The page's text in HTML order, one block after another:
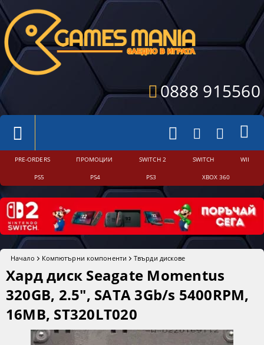
0888 915560
PRE-ORDERS ПРОМОЦИИ SWITCH 2 SWITCH WII
PS5 PS4 PS3 XBOX 360
Начало Компютърни компоненти Твърди дискове
Хард диск Seagate Momentus
320GB, 2.5", SATA 3Gb/s 5400RPM,
16MB, ST320LT020